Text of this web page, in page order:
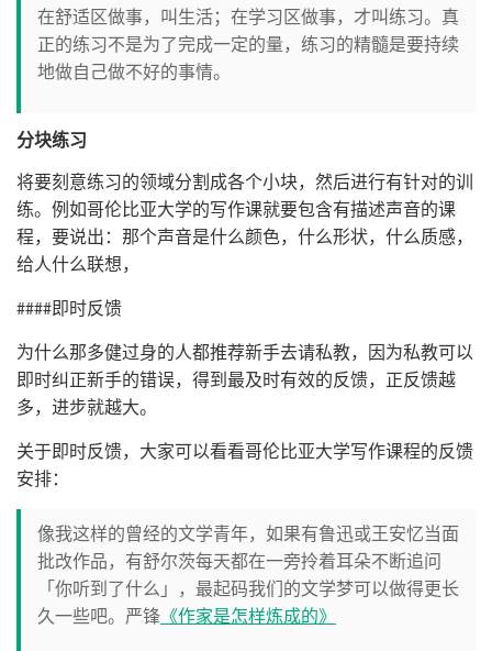
在舒适区做事，叫生活；在学习区做事，才叫练习。真
正的练习不是为了完成一定的量，练习的精髓是要持续
地做自己做不好的事情。
分块练习
将要刻意练习的领域分割成各个小块，然后进行有针对的训
练。例如哥伦比亚大学的写作课就要包含有描述声音的课
程，要说出：那个声音是什么颜色，什么形状，什么质感，
给人什么联想，
####即时反馈
为什么那多健过身的人都推荐新手去请私教，因为私教可以
即时纠正新手的错误，得到最及时有效的反馈，正反馈越
多，进步就越大。
关于即时反馈，大家可以看看哥伦比亚大学写作课程的反馈
安排：
像我这样的曾经的文学青年，如果有鲁迅或王安忆当面
批改作品，有舒尔茨每天都在一旁拎着耳朵不断追问
「你听到了什么」，最起码我们的文学梦可以做得更长
久一些吧。严锋 《作家是怎样炼成的》